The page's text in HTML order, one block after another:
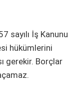
sayılı İş Kanunu
hükümlerini
gerekir. Borçlar